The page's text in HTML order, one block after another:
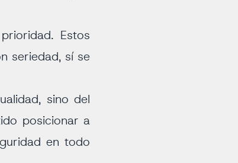
Estos
seriedad, sí se
sino del
posicionar a
en todo